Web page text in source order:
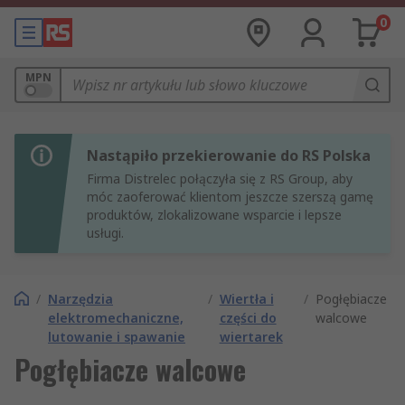
0
MPN
Nastąpiło przekierowanie do RS Polska
Firma Distrelec połączyła się z RS Group, aby
móc zaoferować klientom jeszcze szerszą gamę
produktów, zlokalizowane wsparcie i lepsze
usługi.
/ Narzędzia
elektromechaniczne,
lutowanie i spawanie
/ Wiertła i
części do
wiertarek
/ Pogłębiacze
walcowe
Pogłębiacze walcowe